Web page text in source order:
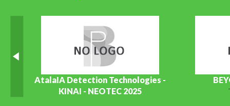
AtalaIA Detection Technologies -
KINAI - NEOTEC 2025